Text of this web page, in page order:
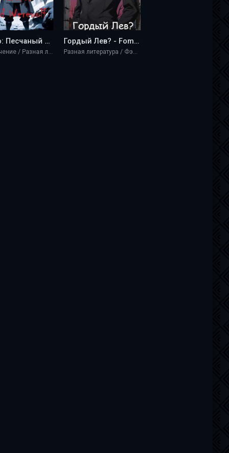
Наруто: Песчаный оборотень - Fomcka2108
Приключение / Разная литература / Фэнтези
Гордый Лев? - Fomcka2108
Разная литература / Фэнтези / Научная фантастика